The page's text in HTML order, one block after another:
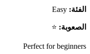
الفئة: Easy
الصعوبة: ⭐
Perfect for beginners